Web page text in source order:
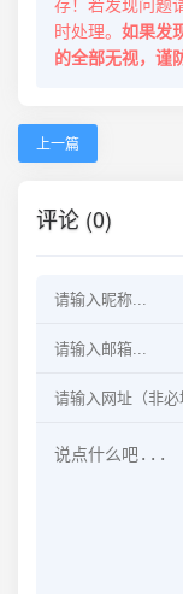
时处理。 如果发
的全部无视，谨
上一篇
评论 (0)